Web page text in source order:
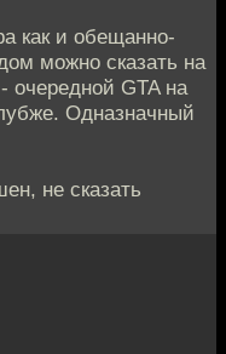
как и обещанно-
можно сказать на
очередной GTA на
Одназначный
не сказать